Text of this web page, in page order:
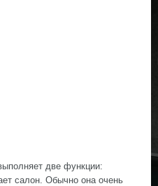
две функции:
салон. Обычно она очень